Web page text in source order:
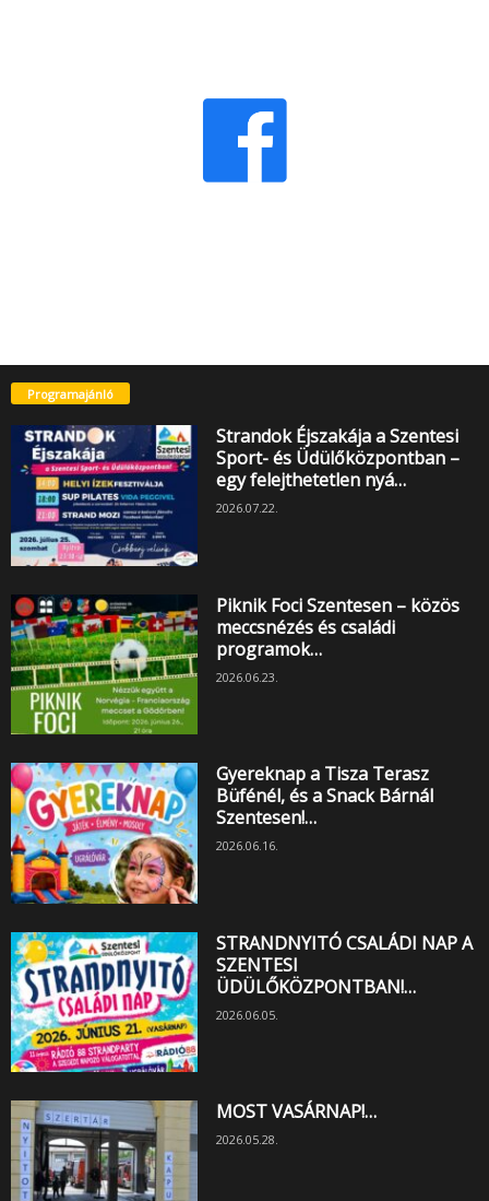
Programajánló
Strandok Éjszakája a Szentesi
Sport- és Üdülőközpontban –
egy felejthetetlen nyá…
2026.07.22.
Piknik Foci Szentesen – közös
meccsnézés és családi
programok…
2026.06.23.
Gyereknap a Tisza Terasz
Büfénél, és a Snack Bárnál
Szentesen!…
2026.06.16.
STRANDNYITÓ CSALÁDI NAP A
SZENTESI
ÜDÜLŐKÖZPONTBAN!…
2026.06.05.
MOST VASÁRNAP!…
2026.05.28.